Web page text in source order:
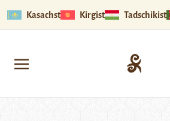
Kasachstan Kirgistan